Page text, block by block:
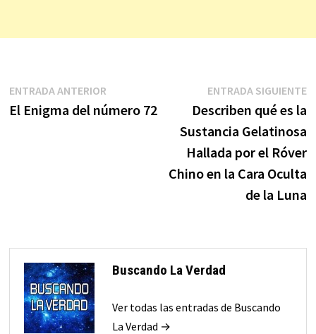
Navegación
de
ENTRADA ANTERIOREntrada
anterior:
El Enigma del número 72
ENTRADA SIGUIENTE
Describen qué es la
Sustancia Gelatinosa
Hallada por el Róver
Chino en la Cara Oculta
de la Luna
Buscando La Verdad
Ver todas las entradas de Buscando
La Verdad →